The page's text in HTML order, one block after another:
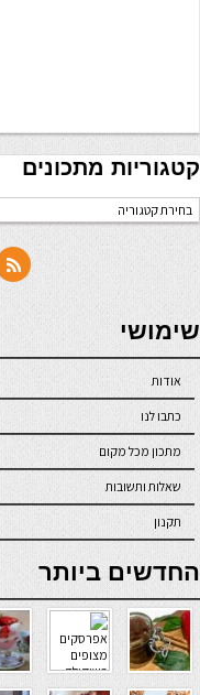
קטגוריות מתכונים
קטגוריות
מתכונים
seriöse online casinos österreich
שימושי
אודות
כתבו לנו
מתכון מכל מקום
שאלות ותשובות
תקנון
online casino
החדשים ביותר